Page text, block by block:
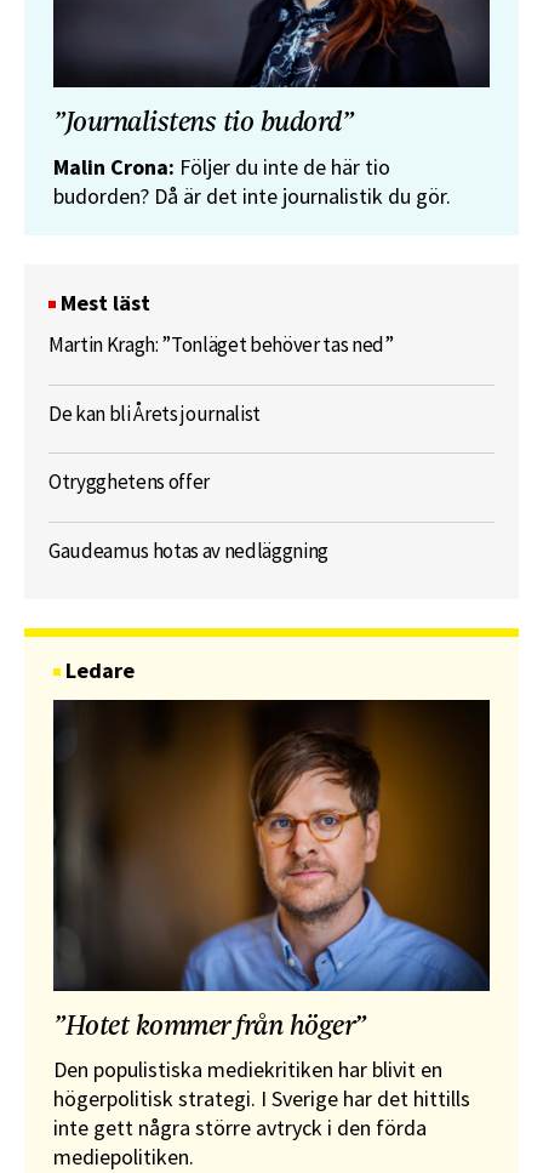
”Journalistens tio budord”
Malin Crona: Följer du inte de här tio
budorden? Då är det inte journalistik du gör.
Mest läst
Martin Kragh: ”Tonläget behöver tas ned”
De kan bli Årets journalist
Otrygghetens offer
Gaudeamus hotas av nedläggning
Ledare
”Hotet kommer från höger”
Den populistiska mediekritiken har blivit en
högerpolitisk strategi. I Sverige har det hittills
inte gett några större avtryck i den förda
mediepolitiken.